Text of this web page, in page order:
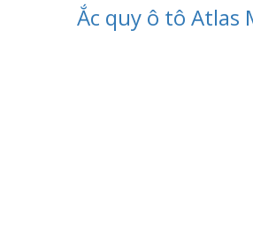
Ắc quy ô tô Atlas